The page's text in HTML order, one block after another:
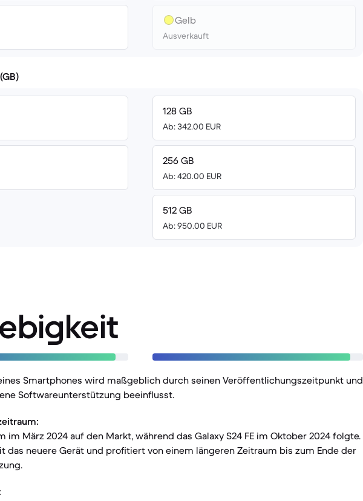
Gelb
Ausverkauft
128 GB
Ab: 342.00 EUR
256 GB
Ab: 420.00 EUR
512 GB
Ab: 950.00 EUR
Smartphones wird maßgeblich durch seinen Veröffentlichungszeitpunkt und
Softwareunterstützung beeinflusst.
im März 2024 auf den Markt, während das Galaxy S24 FE im Oktober 2024 folgte.
das neuere Gerät und profitiert von einem längeren Zeitraum bis zum Ende der